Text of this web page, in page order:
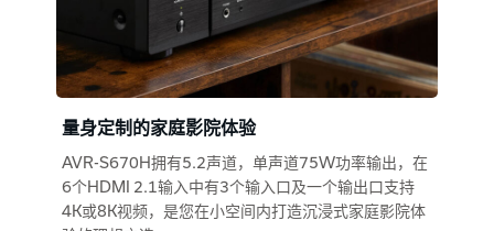
量身定制的家庭影院体验
AVR-S670H拥有5.2声道，单声道75W功率输出，在
6个HDMI 2.1输入中有3个输入口及一个输出口支持
4K或8K视频，是您在小空间内打造沉浸式家庭影院体